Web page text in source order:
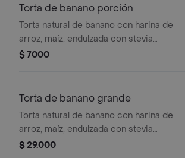
Torta de banano porción
Torta natural de banano con harina de
arroz, maíz, endulzada con stevia
producto vegano, porción personal.
$ 7000
Torta de banano grande
Torta natural de banano con harina de
arroz, maíz, endulzada con stevia
producto vegano, grande.
$ 29.000